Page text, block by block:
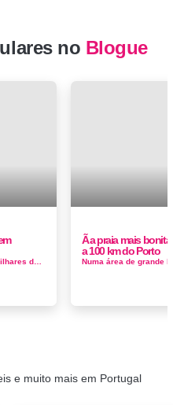
no Blogue
Parece um único animal, mas existem milhares de indivíduos que compõem essa entidade em um nível superior, expli...
Ã a praia mais
a 100 km do Porto
e muito mais em Portugal